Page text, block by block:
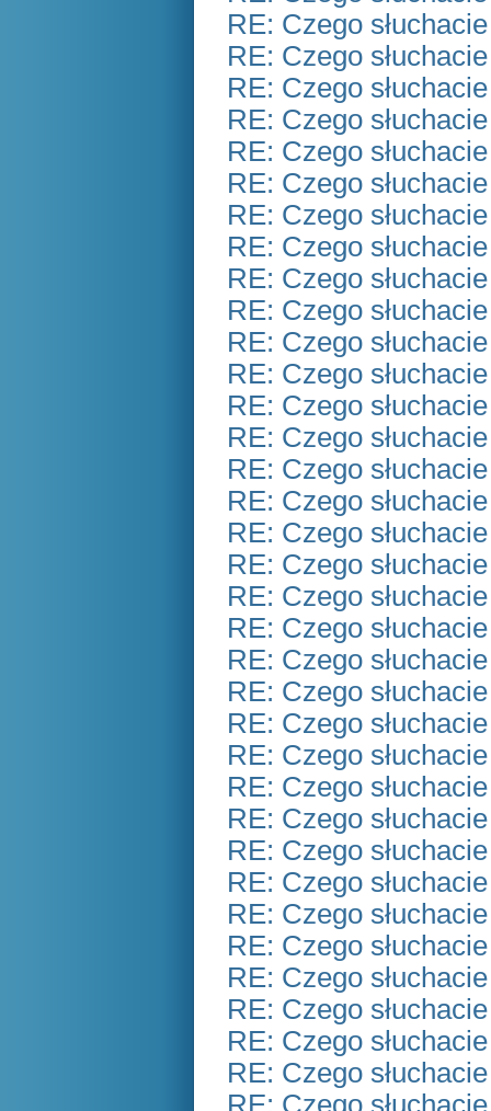
RE: Czego
RE: Czego
RE: Czego
RE: Czego
RE: Czego
RE: Czego
RE: Czego
RE: Czego
RE: Czego
RE: Czego
RE: Czego
RE: Czego
RE: Czego
RE: Czego
RE: Czego
RE: Czego
RE: Czego
RE: Czego
RE: Czego
RE: Czego
RE: Czego
RE: Czego
RE: Czego
RE: Czego
RE: Czego
RE: Czego
RE: Czego
RE: Czego
RE: Czego
RE: Czego
RE: Czego
RE: Czego
RE: Czego
RE: Czego
RE: Czego